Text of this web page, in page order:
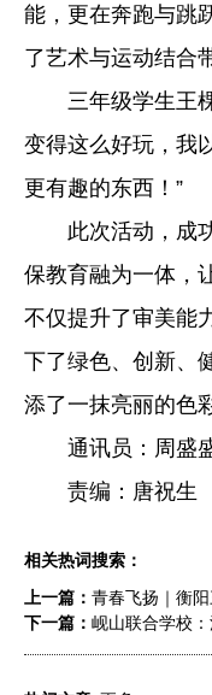
能，更在奔跑与跳
了艺术与运动结合
三年级学生王
变得这么好玩，我
更有趣的东西！”
此次活动，成
保教育融为一体，
不仅提升了审美能
下了绿色、创新、
添了一抹亮丽的色
通讯员：周盛
责编：唐祝生
相关热词搜索：
上一篇： 青春飞扬｜衡
下一篇： 岘山联合学校